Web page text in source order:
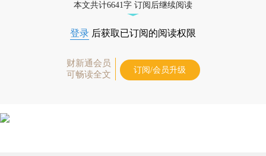
本文共计6641字 订阅后继续阅读
登录 后获取已订阅的阅读权限
财新通会员
可畅读全文
订阅/会员升级